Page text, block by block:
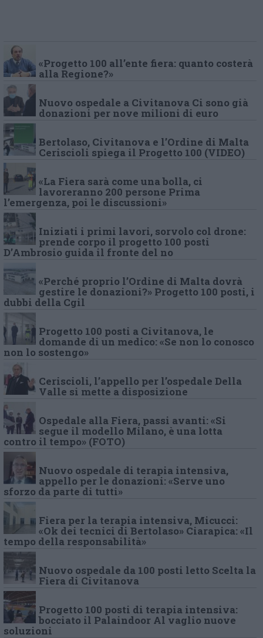
«Progetto 100 all’ente fiera: quanto costerà
alla Regione?»
Nuovo ospedale a Civitanova Ci sono già
donazioni per nove milioni di euro
Bertolaso, Civitanova e l’Ordine di Malta
Ceriscioli spiega il Progetto 100 (VIDEO)
«La Fiera sarà come una bolla, ci
lavoreranno 200 persone Prima
l’emergenza, poi le discussioni»
Iniziati i primi lavori, sorvolo col drone:
prende corpo il progetto 100 posti
D’Ambrosio guida il fronte del no
«Perché proprio l’Ordine di Malta dovrà
gestire le donazioni?» Progetto 100 posti, i
dubbi della Cgil
Progetto 100 posti a Civitanova, le
domande di un medico: «Se non lo conosco
non lo sostengo»
Ceriscioli, l’appello per l’ospedale Della
Valle si mette a disposizione
Ospedale alla Fiera, passi avanti: «Si
segue il modello Milano, è una lotta
contro il tempo» (FOTO)
Nuovo ospedale di terapia intensiva,
appello per le donazioni: «Serve uno
sforzo da parte di tutti»
Fiera per la terapia intensiva, Micucci:
«Ok dei tecnici di Bertolaso» Ciarapica: «Il
tempo della responsabilità»
Nuovo ospedale da 100 posti letto Scelta la
Fiera di Civitanova
Progetto 100 posti di terapia intensiva:
bocciato il Palaindoor Al vaglio nuove
soluzioni